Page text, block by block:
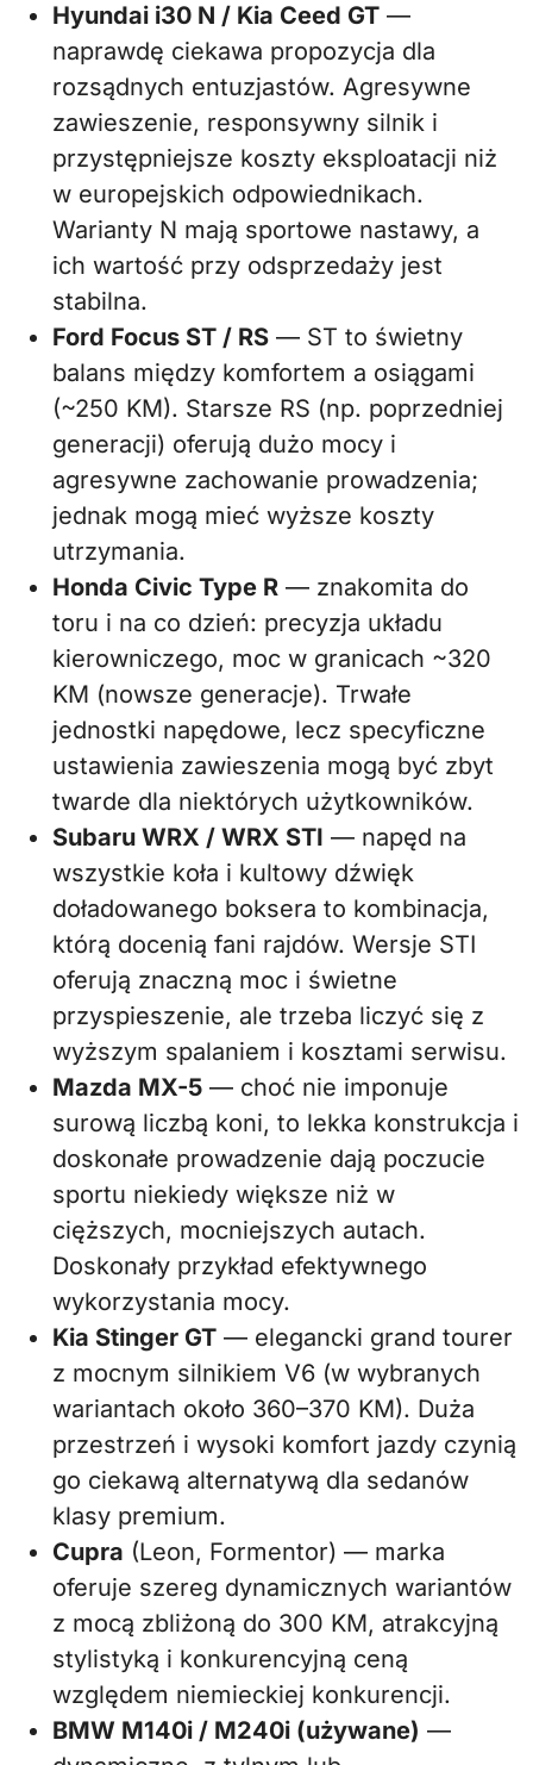
Hyundai i30 N / Kia Ceed GT —
naprawdę ciekawa propozycja dla
rozsądnych entuzjastów. Agresywne
zawieszenie, responsywny silnik i
przystępniejsze koszty eksploatacji niż
w europejskich odpowiednikach.
Warianty N mają sportowe nastawy, a
ich wartość przy odsprzedaży jest
stabilna.
Ford Focus ST / RS — ST to świetny
balans między komfortem a osiągami
(~250 KM). Starsze RS (np. poprzedniej
generacji) oferują dużo mocy i
agresywne zachowanie prowadzenia;
jednak mogą mieć wyższe koszty
utrzymania.
Honda Civic Type R — znakomita do
toru i na co dzień: precyzja układu
kierowniczego, moc w granicach ~320
KM (nowsze generacje). Trwałe
jednostki napędowe, lecz specyficzne
ustawienia zawieszenia mogą być zbyt
twarde dla niektórych użytkowników.
Subaru WRX / WRX STI — napęd na
wszystkie koła i kultowy dźwięk
doładowanego boksera to kombinacja,
którą docenią fani rajdów. Wersje STI
oferują znaczną moc i świetne
przyspieszenie, ale trzeba liczyć się z
wyższym spalaniem i kosztami serwisu.
Mazda MX-5 — choć nie imponuje
surową liczbą koni, to lekka konstrukcja i
doskonałe prowadzenie dają poczucie
sportu niekiedy większe niż w
cięższych, mocniejszych autach.
Doskonały przykład efektywnego
wykorzystania mocy.
Kia Stinger GT — elegancki grand tourer
z mocnym silnikiem V6 (w wybranych
wariantach około 360–370 KM). Duża
przestrzeń i wysoki komfort jazdy czynią
go ciekawą alternatywą dla sedanów
klasy premium.
Cupra (Leon, Formentor) — marka
oferuje szereg dynamicznych wariantów
z mocą zbliżoną do 300 KM, atrakcyjną
stylistyką i konkurencyjną ceną
względem niemieckiej konkurencji.
BMW M140i / M240i (używane) —